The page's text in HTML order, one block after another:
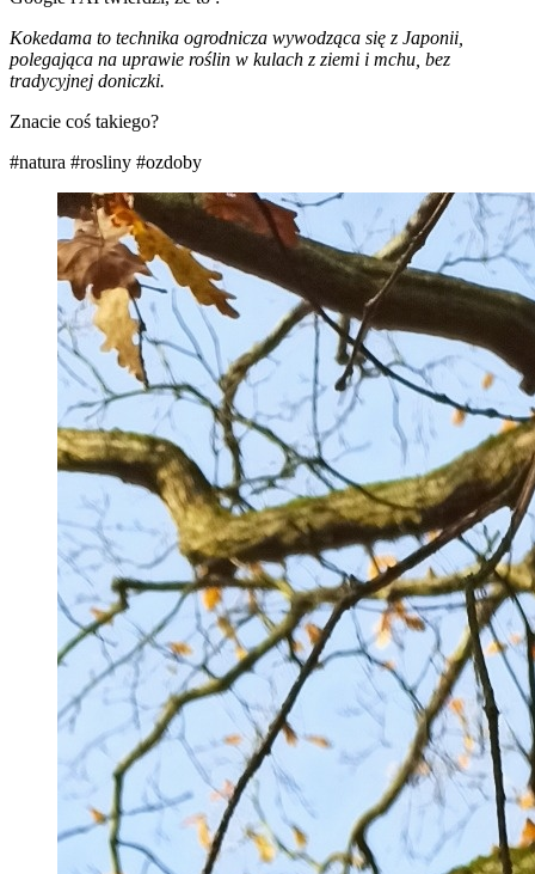
Kokedama to technika ogrodnicza wywodząca się z Japonii,
polegająca na uprawie roślin w kulach z ziemi i mchu, bez
tradycyjnej doniczki.
Znacie coś takiego?
#natura #rosliny #ozdoby